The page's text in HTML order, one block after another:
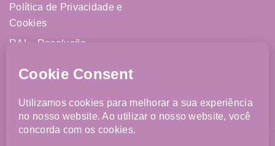
Política de Privacidade e
Cookies
RAL - Resolução
Livro de Reclamações